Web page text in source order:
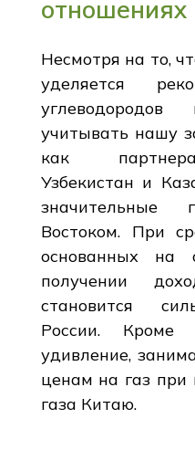
отношениях
Несмотря на то,
уделяется
учитывать нашу
как
Узбекистан и
Востоком. При
основанных на
получении
становится
России.
удивление,
ценам на газ при
газа Китаю.